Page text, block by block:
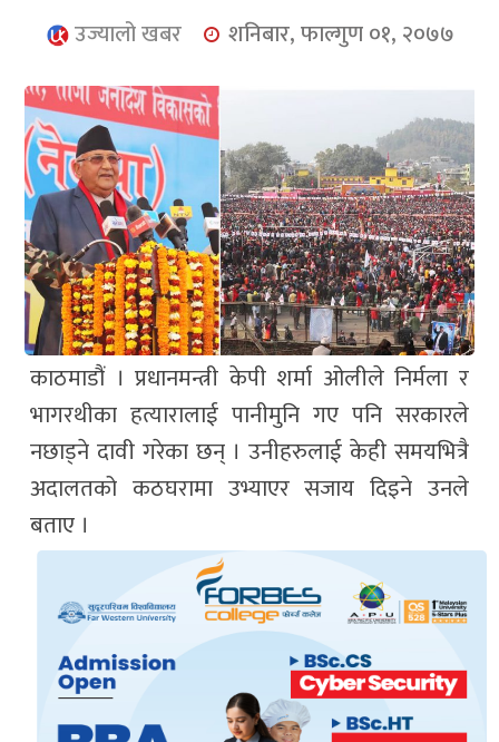
युनिकोडउज्यालो खबर शनिबार, फाल्गुण ०१, २०७७
काठमाडौं । प्रधानमन्त्री केपी शर्मा ओलीले निर्मला र
भागरथीका हत्यारालाई पानीमुनि गए पनि सरकारले
नछाड्ने दावी गरेका छन् । उनीहरुलाई केही समयभित्रै
अदालतको कठघरामा उभ्याएर सजाय दिइने उनले
बताए ।